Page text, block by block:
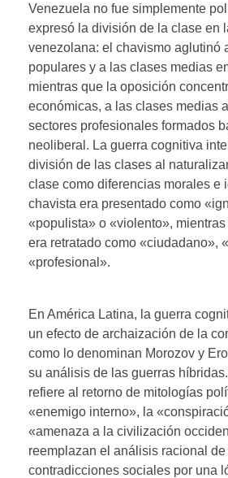
Venezuela no fue simplemente
expresó la división de la clase en
venezolana: el chavismo aglutinó
populares y a las clases medias
mientras que la oposición
económicas, a las clases medias
sectores profesionales formados
neoliberal. La guerra cognitiva
división de las clases al
clase como diferencias morales e
chavista era presentado como
«populista» o «violento»,
era retratado como «ciudadano»,
«profesional».
En América Latina, la guerra
un efecto de archaización de la
como lo denominan Morozov y
su análisis de las guerras
refiere al retorno de mitologías
«enemigo interno», la
«amenaza a la civilización
reemplazan el análisis racional
contradicciones sociales por una